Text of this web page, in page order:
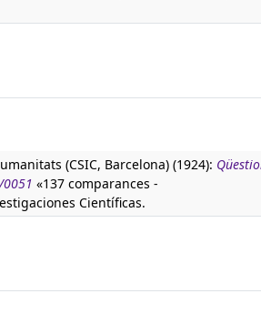
(CSIC, Barcelona) (1924):
0051 «137 comparances -
Científicas.